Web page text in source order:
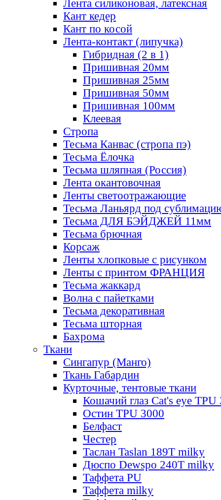
Лента силиконовая, латексная
Кант кедер
Кант по косой
Лента-контакт (липучка)
Гибридная (2 в 1)
Пришивная 20мм
Пришивная 25мм
Пришивная 50мм
Пришивная 100мм
Клеевая
Стропа
Тесьма Канвас (стропа пэ)
Тесьма Ёлочка
Тесьма шляпная (Россия)
Лента окантовочная
Ленты светоотражающие
Тесьма Ланьярд под
Тесьма ДЛЯ БЭЙДЖЕЙ 11мм
Тесьма брючная
Корсаж
Ленты хлопковые с рисунком
Ленты с принтом ФРАНЦИЯ
Тесьма жаккард
Волна с пайетками
Тесьма декоративная
Тесьма шторная
Бахрома
Ткани
Сингапур (Манго)
Ткань Габардин
Курточные, тентовые ткани
Кошачий глаз Cat's eye TPU
Остин TPU 3000
Белфаст
Честер
Таслан Taslan 189T milky
Дюспо Dewspo 240T milky
Таффета PU
Таффета milky